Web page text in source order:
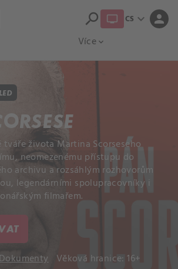
Více expand_more
search CS expand_more person
tváře života Martina Scorseseho
neomezenému přístupu do
archivu a rozsáhlým rozhovorům
legendárními spolupracovníky i
filmařem.
Věková hranice: 16+